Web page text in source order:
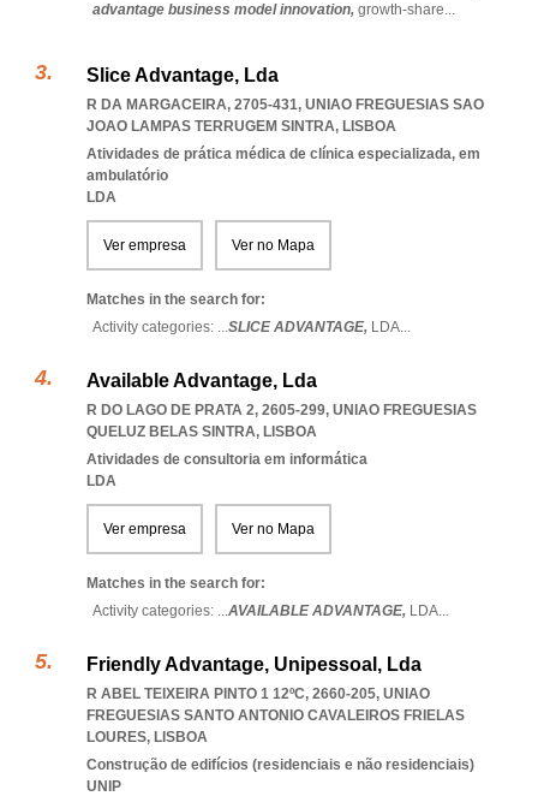
advantage business model innovation, growth-share...
Slice Advantage, Lda
R DA MARGACEIRA, 2705-431, UNIAO FREGUESIAS SAO
JOAO LAMPAS TERRUGEM SINTRA, LISBOA
Atividades de prática médica de clínica especializada, em
ambulatório
LDA
Ver empresa Ver no Mapa
Matches in the search for:
Activity categories: ...SLICE ADVANTAGE, LDA...
Available Advantage, Lda
R DO LAGO DE PRATA 2, 2605-299, UNIAO FREGUESIAS
QUELUZ BELAS SINTRA, LISBOA
Atividades de consultoria em informática
LDA
Ver empresa Ver no Mapa
Matches in the search for:
Activity categories: ...AVAILABLE ADVANTAGE, LDA...
Friendly Advantage, Unipessoal, Lda
R ABEL TEIXEIRA PINTO 1 12ºC, 2660-205, UNIAO
FREGUESIAS SANTO ANTONIO CAVALEIROS FRIELAS
LOURES, LISBOA
Construção de edifícios (residenciais e não residenciais)
UNIP